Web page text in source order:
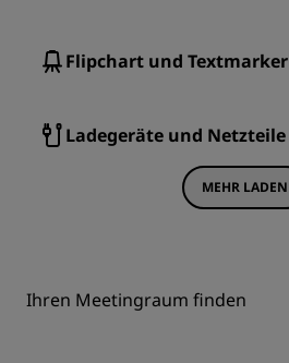
Flipchart und Textmarker
Ladegeräte und Netzteile
MEHR LADEN
Ihren Meetingraum finden